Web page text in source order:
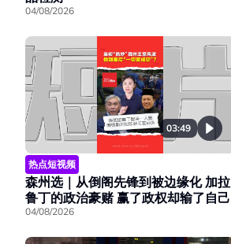
04/08/2026
03:49
热点短视频
森州选｜从倒阁先锋到被边缘化 加拉
鲁丁的政治豪赌 赢了政权却输了自己
04/08/2026